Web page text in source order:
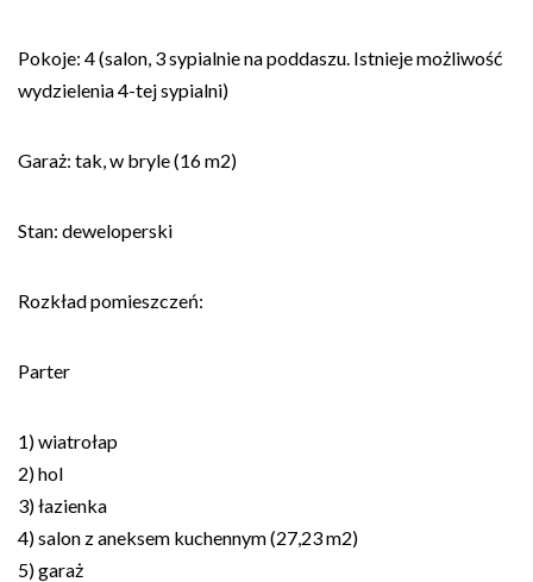
Pokoje: 4 (salon, 3 sypialnie na poddaszu. Istnieje możliwość
wydzielenia 4-tej sypialni)
Garaż: tak, w bryle (16 m2)
Stan: deweloperski
Rozkład pomieszczeń:
Parter
1) wiatrołap
2) hol
3) łazienka
4) salon z aneksem kuchennym (27,23 m2)
5) garaż